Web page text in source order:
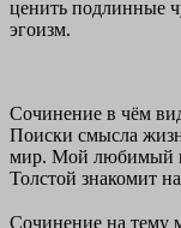
ценить подлинные
эгоизм.
Сочинение в чём
Поиски смысла
мир. Мой любимый
Толстой знакомит
Сочинение на тему